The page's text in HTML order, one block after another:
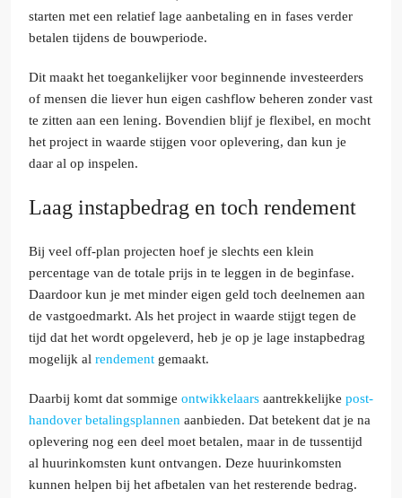
starten met een relatief lage aanbetaling en in fases verder
betalen tijdens de bouwperiode.
Dit maakt het toegankelijker voor beginnende investeerders
of mensen die liever hun eigen cashflow beheren zonder vast
te zitten aan een lening. Bovendien blijf je flexibel, en mocht
het project in waarde stijgen voor oplevering, dan kun je
daar al op inspelen.
Laag instapbedrag en toch rendement
Bij veel off-plan projecten hoef je slechts een klein
percentage van de totale prijs in te leggen in de beginfase.
Daardoor kun je met minder eigen geld toch deelnemen aan
de vastgoedmarkt. Als het project in waarde stijgt tegen de
tijd dat het wordt opgeleverd, heb je op je lage instapbedrag
mogelijk al rendement gemaakt.
Daarbij komt dat sommige ontwikkelaars aantrekkelijke post-
handover betalingsplannen aanbieden. Dat betekent dat je na
oplevering nog een deel moet betalen, maar in de tussentijd
al huurinkomsten kunt ontvangen. Deze huurinkomsten
kunnen helpen bij het afbetalen van het resterende bedrag.